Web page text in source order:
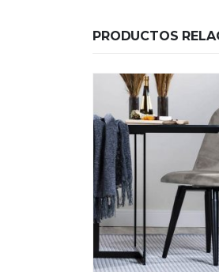
PRODUCTOS